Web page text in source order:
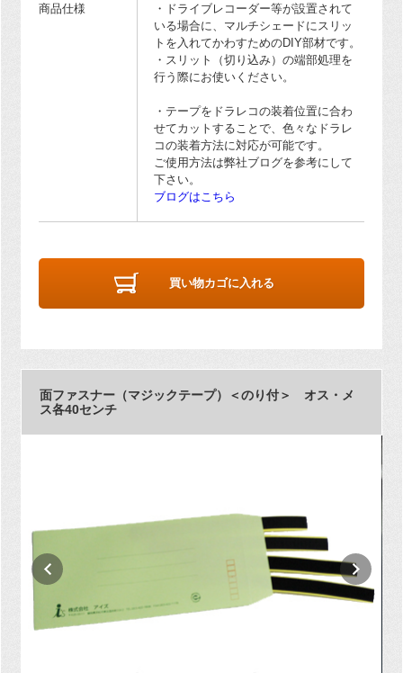
商品仕様
・ドライブレコーダー等が設置されて
いる場合に、マルチシェードにスリッ
トを入れてかわすためのDIY部材です。
・スリット（切り込み）の端部処理を
行う際にお使いください。
・テープをドラレコの装着位置に合わ
せてカットすることで、色々なドラレ
コの装着方法に対応が可能です。
ご使用方法は弊社ブログを参考にして
下さい。
ブログはこちら
買い物カゴに入れる
面ファスナー（マジックテープ）＜のり付＞ オス・メ
ス各40センチ